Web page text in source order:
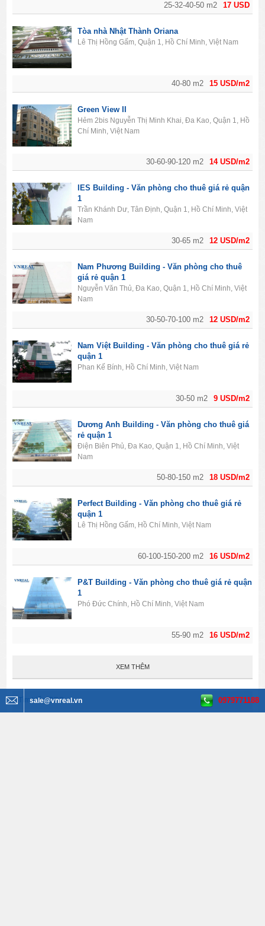
17 USD
25-32-40-50 m2
15 USD/m2
40-80 m2
Tòa nhà Nhật Thành Oriana
Lê Thị Hồng Gấm, Quận 1, Hồ Chí Minh, Việt Nam
14 USD/m2
30-60-90-120 m2
Green View II
Hẻm 2bis Nguyễn Thị Minh Khai, Đa Kao, Quận 1, Hồ
Chí Minh, Việt Nam
12 USD/m2
30-65 m2
IES Building - Văn phòng cho thuê giá rẻ quận
1
Trần Khánh Dư, Tân Định, Quận 1, Hồ Chí Minh, Việt
Nam
12 USD/m2
30-50-70-100 m2
Nam Phương Building - Văn phòng cho thuê
giá rẻ quận 1
Nguyễn Văn Thủ, Đa Kao, Quận 1, Hồ Chí Minh, Việt
Nam
9 USD/m2
30-50 m2
Nam Việt Building - Văn phòng cho thuê giá rẻ
quận 1
Phan Kế Bính, Hồ Chí Minh, Việt Nam
18 USD/m2
50-80-150 m2
Dương Anh Building - Văn phòng cho thuê giá
rẻ quận 1
Điện Biên Phủ, Đa Kao, Quận 1, Hồ Chí Minh, Việt
Nam
16 USD/m2
60-100-150-200 m2
Perfect Building - Văn phòng cho thuê giá rẻ
quận 1
Lê Thị Hồng Gấm, Hồ Chí Minh, Việt Nam
16 USD/m2
55-90 m2
P&T Building - Văn phòng cho thuê giá rẻ quận
1
Phó Đức Chính, Hồ Chí Minh, Việt Nam
XEM THÊM
Tìm kiếm BĐS
sale@vnreal.vn 0979771188